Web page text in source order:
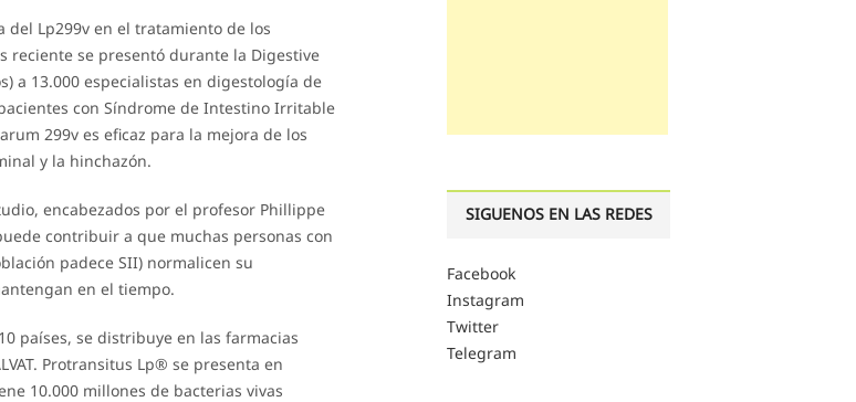
del Lp299v en el tratamiento de los
reciente se presentó durante la Digestive
a 13.000 especialistas en digestología de
con Síndrome de Intestino Irritable
299v es eficaz para la mejora de los
y la hinchazón.
encabezados por el profesor Phillippe
contribuir a que muchas personas con
padece SII) normalicen su
en el tiempo.
países, se distribuye en las farmacias
Protransitus Lp® se presenta en
10.000 millones de bacterias vivas
SIGUENOS EN LAS REDES
Facebook
Instagram
Twitter
Telegram